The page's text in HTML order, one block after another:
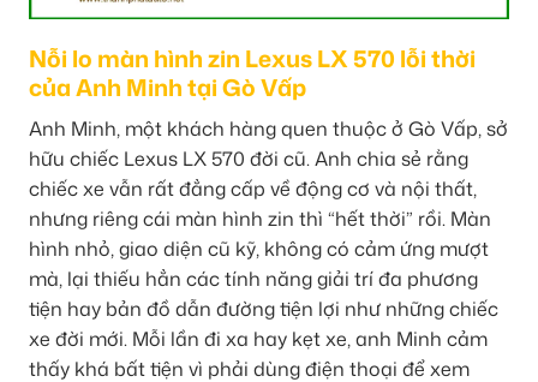
Nỗi lo màn hình zin Lexus LX 570 lỗi thời
của Anh Minh tại Gò Vấp
Anh Minh, một khách hàng quen thuộc ở Gò Vấp, sở
hữu chiếc Lexus LX 570 đời cũ. Anh chia sẻ rằng
chiếc xe vẫn rất đẳng cấp về động cơ và nội thất,
nhưng riêng cái màn hình zin thì “hết thời” rồi. Màn
hình nhỏ, giao diện cũ kỹ, không có cảm ứng mượt
mà, lại thiếu hẳn các tính năng giải trí đa phương
tiện hay bản đồ dẫn đường tiện lợi như những chiếc
xe đời mới. Mỗi lần đi xa hay kẹt xe, anh Minh cảm
thấy khá bất tiện vì phải dùng điện thoại để xem